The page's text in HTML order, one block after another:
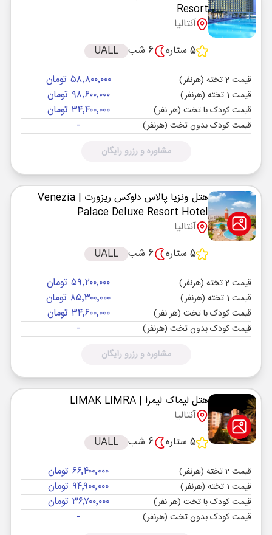
Resort
آنتالیا
5 ستاره
6 شب UALL
قیمت 2 تخته (هرنفر) ۵۸٬۸۰۰٬۰۰۰ تومان
قیمت 1 تخته (هرنفر) ۹۸٬۶۰۰٬۰۰۰ تومان
قیمت کودک با تخت (هر نفر) ۳۴٬۴۰۰٬۰۰۰ تومان
قیمت کودک بدون تخت (هرنفر) -
مشاوره و رزرو رایگان
هتل ونزیا پالاس دلوکس ریزورت
| Venezia
Palace Deluxe Resort Hotel
آنتالیا
5 ستاره
6 شب UALL
قیمت 2 تخته (هرنفر) ۵۹٬۲۰۰٬۰۰۰ تومان
قیمت 1 تخته (هرنفر) ۸۵٬۳۰۰٬۰۰۰ تومان
قیمت کودک با تخت (هر نفر) ۳۴٬۶۰۰٬۰۰۰ تومان
قیمت کودک بدون تخت (هرنفر) -
مشاوره و رزرو رایگان
هتل لیماک لیمرا | LIMAK LIMRA
آنتالیا
5 ستاره
6 شب UALL
قیمت 2 تخته (هرنفر) ۶۶٬۴۰۰٬۰۰۰ تومان
قیمت 1 تخته (هرنفر) ۹۴٬۹۰۰٬۰۰۰ تومان
قیمت کودک با تخت (هر نفر) ۳۶٬۷۰۰٬۰۰۰ تومان
قیمت کودک بدون تخت (هرنفر) -